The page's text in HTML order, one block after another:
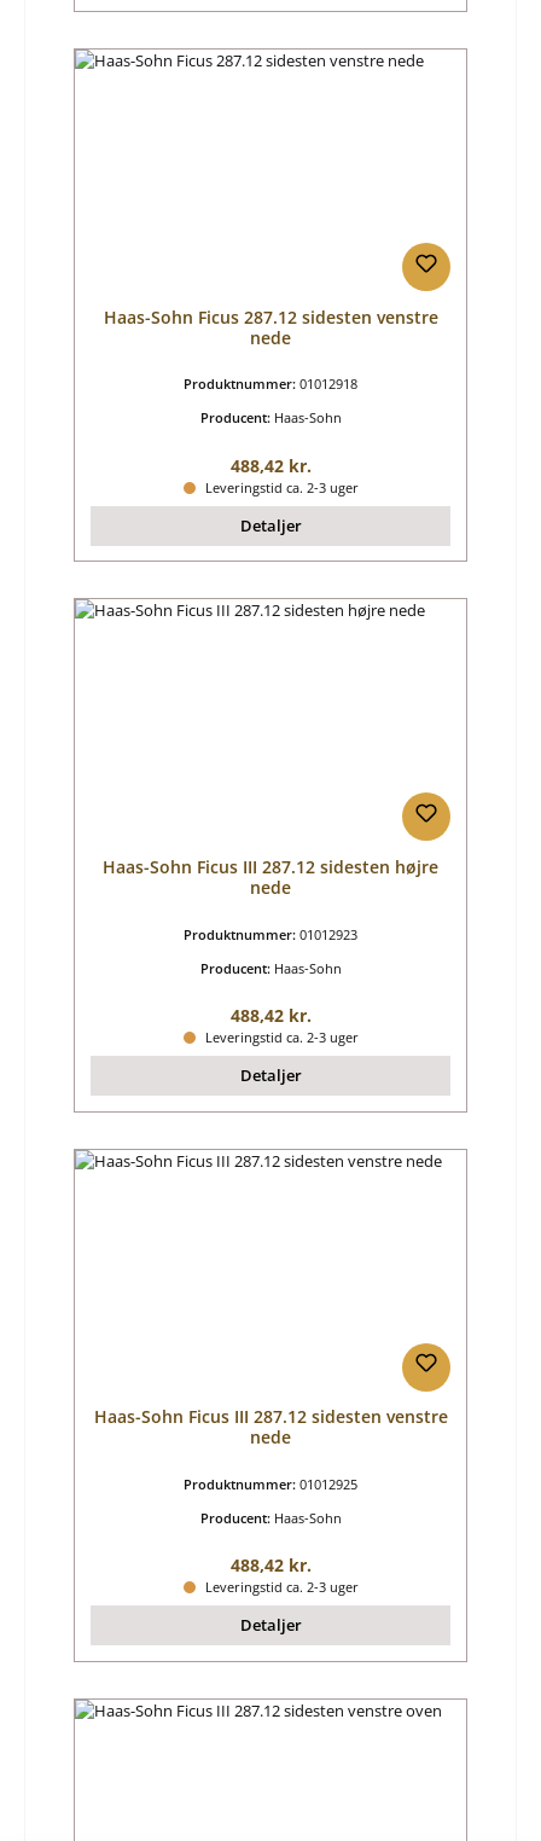
Haas-Sohn Ficus 287.12 sidesten venstre
nede
Produktnummer: 01012918
Producent: Haas-Sohn
Almindelig pris:
488,42 kr.
Leveringstid ca. 2-3 uger
Detaljer
Haas-Sohn Ficus III 287.12 sidesten højre
nede
Produktnummer: 01012923
Producent: Haas-Sohn
Almindelig pris:
488,42 kr.
Leveringstid ca. 2-3 uger
Detaljer
Haas-Sohn Ficus III 287.12 sidesten venstre
nede
Produktnummer: 01012925
Producent: Haas-Sohn
Almindelig pris:
488,42 kr.
Leveringstid ca. 2-3 uger
Detaljer